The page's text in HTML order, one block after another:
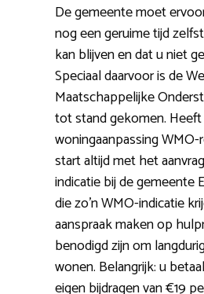
De gemeente moet
nog een geruime tijd
kan blijven en dat u niet
Speciaal daarvoor is de
Maatschappelijke
tot stand gekomen.
woningaanpassing
start altijd met het
indicatie bij de gemeente
die zo’n WMO-indicatie
aanspraak maken op
benodigd zijn om
wonen. Belangrijk: u
eigen bijdragen van €19